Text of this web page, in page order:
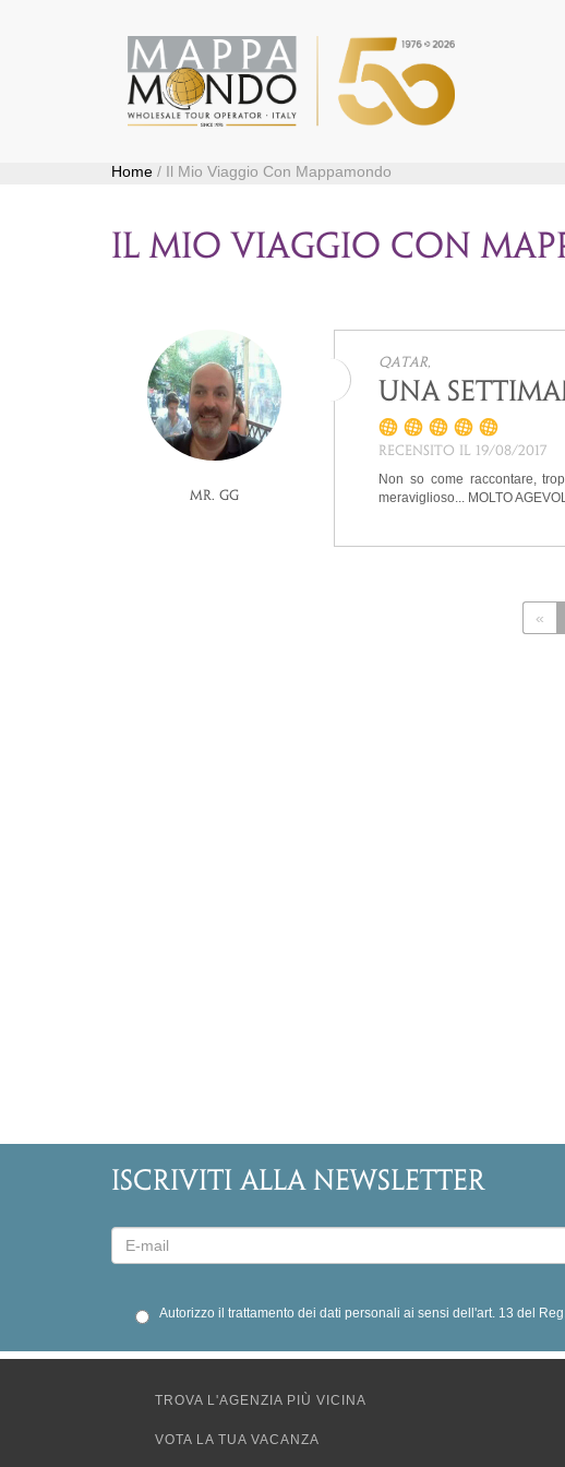
Home / Il Mio Viaggio Con Mappamondo
IL MIO VIAGGIO CON
Mr. GG
Qatar,
Una
Recensito il 19/08/2017
Non so come raccontare,
meraviglioso... MOLTO
«
ISCRIVITI ALLA NEWSLETTER
Autorizzo il trattamento dei dati personali ai sensi dell'art. 13 del
TROVA L'AGENZIA PIÙ VICINA
VOTA LA TUA VACANZA